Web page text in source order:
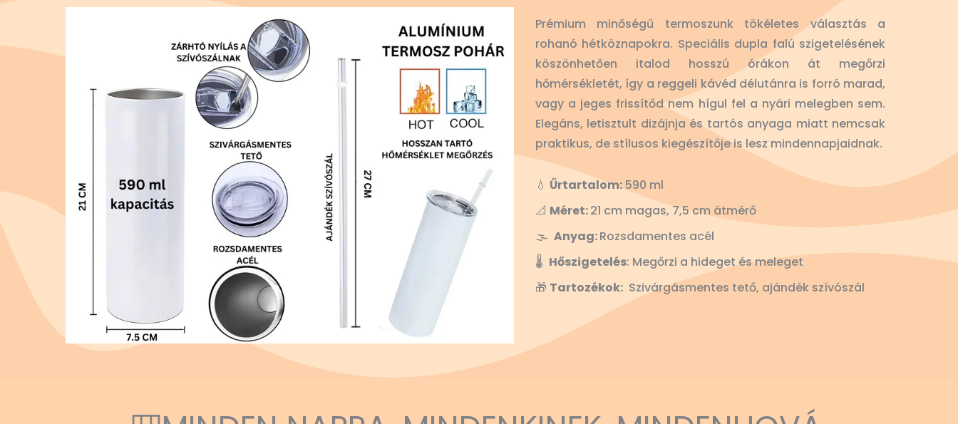
Prémium minőségű termoszunk tökéletes választás a
rohanó hétköznapokra. Speciális dupla falú szigetelésének
köszönhetően italod hosszú órákon át megőrzi
hőmérsékletét, így a reggeli kávéd délutánra is forró marad,
vagy a jeges frissítőd nem hígul fel a nyári melegben sem.
Elegáns, letisztult dizájnja és tartós anyaga miatt nemcsak
praktikus, de stílusos kiegészítője is lesz mindennapjaidnak.
💧 Űrtartalom:590 ml
📐 Méret:21 cm magas, 7,5 cm átmérő
🌫️ Anyag:Rozsdamentes acél
🌡️ Hőszigetelés: Megőrzi a hideget és meleget
🎁 Tartozékok: Szivárgásmentes tető, ajándék szívószál